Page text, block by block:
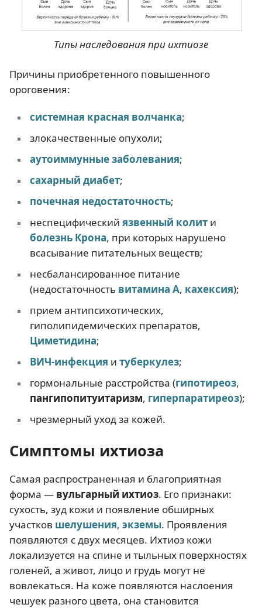
Типы наследования при ихтиозе
Причины приобретенного повышенного
ороговения:
системная красная волчанка;
злокачественные опухоли;
аутоиммунные заболевания;
сахарный диабет;
почечная недостаточность;
неспецифический язвенный колити
болезнь Крона, при которых нарушено
всасывание питательных веществ;
несбалансированное питание
(недостаточность витамина А, кахексия);
прием антипсихотических,
гиполипидемических препаратов,
Циметидина;
ВИЧ-инфекция и туберкулез;
гормональные расстройства (гипотиреоз,
пангипопитуитаризм, гиперпаратиреоз);
чрезмерный уход за кожей.
Симптомы ихтиоза
Самая распространенная и благоприятная
форма — вульгарный ихтиоз. Его признаки:
сухость, зуд кожи и появление обширных
участков шелушения, экземы. Проявления
появляются с двух месяцев. Ихтиоз кожи
локализуется на спине и тыльных поверхностях
голеней, а живот, лицо и грудь могут не
вовлекаться. На коже появляются наслоения
чешуек разного цвета, она становится